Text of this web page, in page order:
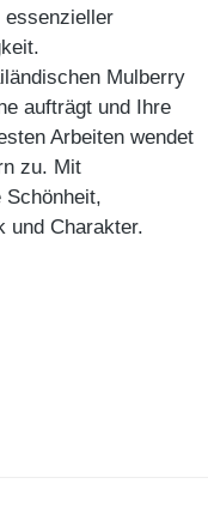
essenzieller
Mulberry
aufträgt und Ihre
Arbeiten wendet
zu. Mit
und Charakter.